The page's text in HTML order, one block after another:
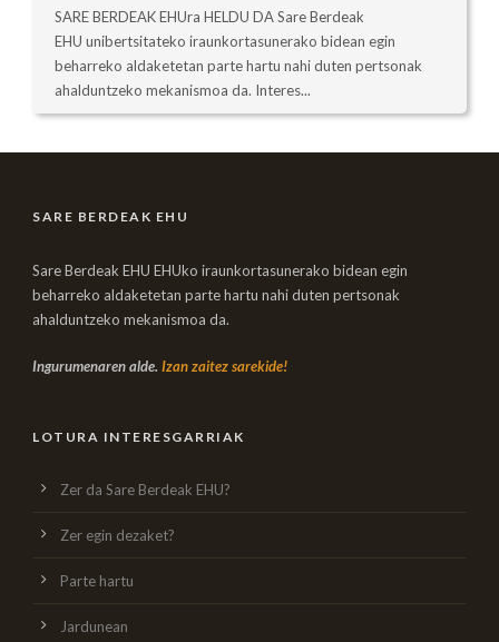
SARE BERDEAK EHUra HELDU DA Sare Berdeak
EHU unibertsitateko iraunkortasunerako bidean egin
beharreko aldaketetan parte hartu nahi duten pertsonak
ahalduntzeko mekanismoa da. Interes...
SARE BERDEAK EHU
Sare Berdeak EHU EHUko iraunkortasunerako bidean egin
beharreko aldaketetan parte hartu nahi duten pertsonak
ahalduntzeko mekanismoa da.
Ingurumenaren alde. Izan zaitez sarekide!
LOTURA INTERESGARRIAK
Zer da Sare Berdeak EHU?
Zer egin dezaket?
Parte hartu
Jardunean